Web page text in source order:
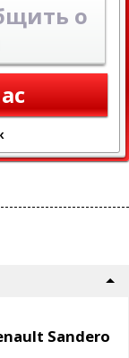
о
Sandero